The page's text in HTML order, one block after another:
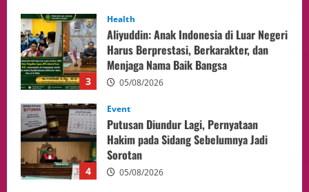
4
Event
Putusan Diundur Lagi, Pernyataan
Hakim pada Sidang Sebelumnya Jadi
Sorotan
05/08/2026
5
Politik
Presiden Prabowo dan PM Thailand
Sepakat Perkuat Stabilitas ketahan
ASEAN Melalui Penguatan Kerjasama
Kedua Negara.